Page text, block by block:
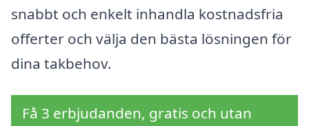
snabbt och enkelt inhandla kostnadsfria
offerter och välja den bästa lösningen för
dina takbehov.
Få 3 erbjudanden, gratis och utan